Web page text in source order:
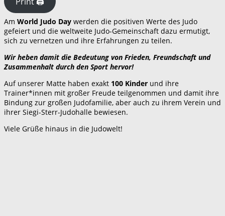
Am World Judo Day werden die positiven Werte des Judo
gefeiert und die weltweite Judo-Gemeinschaft dazu ermutigt,
sich zu vernetzen und ihre Erfahrungen zu teilen.
Wir heben damit die Bedeutung von Frieden, Freundschaft und
Zusammenhalt durch den Sport hervor!
Auf unserer Matte haben exakt 100 Kinder und ihre
Trainer*innen mit großer Freude teilgenommen und damit ihre
Bindung zur großen Judofamilie, aber auch zu ihrem Verein und
ihrer Siegi-Sterr-Judohalle bewiesen.
Viele Grüße hinaus in die Judowelt!